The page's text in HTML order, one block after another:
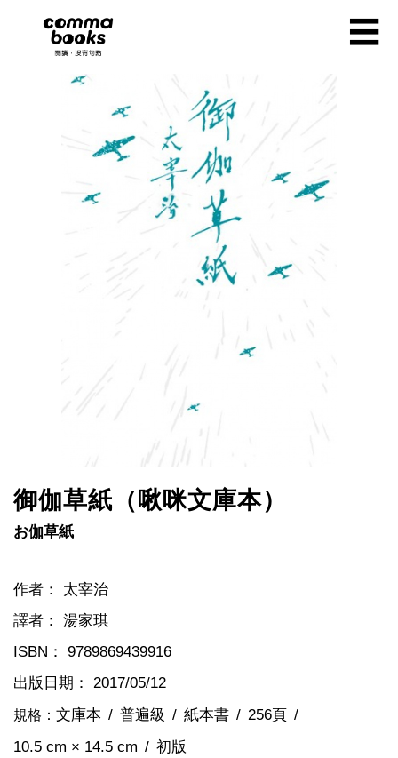
☰
御伽草紙（啾咪文庫本）
お伽草紙
作者： 太宰治
譯者： 湯家琪
ISBN： 9789869439916
出版日期： 2017/05/12
規格： 文庫本 普遍級 紙本書
256頁
10.5 cm × 14.5 cm
初版